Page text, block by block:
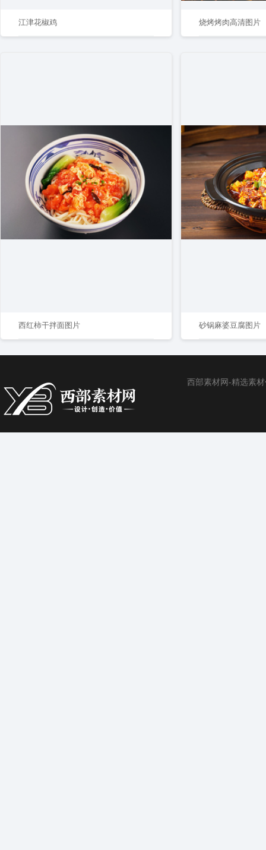
江津花椒鸡 烧烤烤肉高清图片
西红柿干拌面图片 砂锅麻婆豆腐图片
西部素材网-精选素